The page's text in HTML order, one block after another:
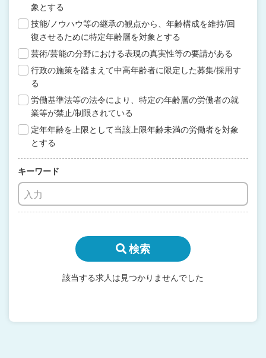
象とする
技能/ノウハウ等の継承の観点から、年齢構成を維持/回
復させるために特定年齢層を対象とする
芸術/芸能の分野における表現の真実性等の要請がある
行政の施策を踏まえて中高年齢者に限定した募集/採用す
る
労働基準法等の法令により、特定の年齢層の労働者の就
業等が禁止/制限されている
定年年齢を上限として当該上限年齢未満の労働者を対象
とする
キーワード
検索
該当する求人は見つかりませんでした